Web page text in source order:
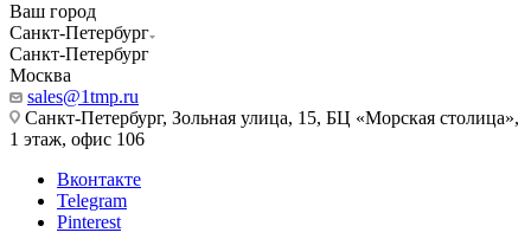
Ваш город
Санкт-Петербург
Санкт-Петербург
Москва
sales@1tmp.ru
Санкт-Петербург, Зольная улица, 15, БЦ «Морская столица»,
1 этаж, офис 106
Вконтакте
Telegram
Pinterest